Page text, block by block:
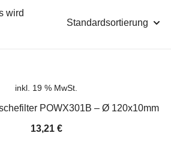
wird
inkl. 19 % MwSt.
POWX301B – Ø 120x10mm
13,21 €